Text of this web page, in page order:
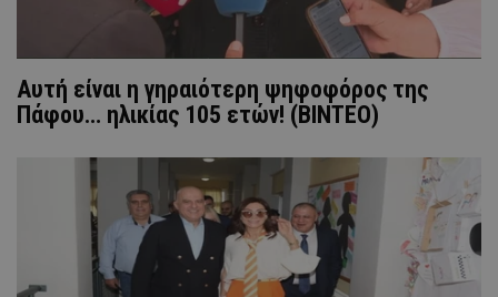
Αυτή είναι η γηραιότερη ψηφοφόρος της
Πάφου… ηλικίας 105 ετών! (ΒΙΝΤΕΟ)